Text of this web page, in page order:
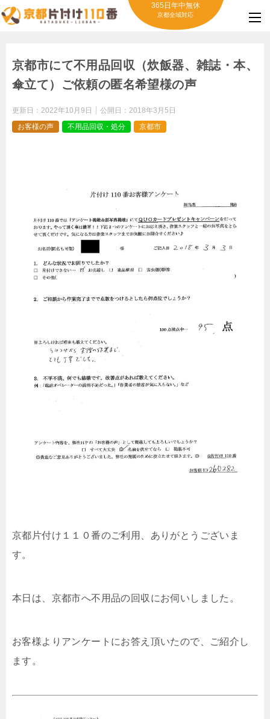
365日年中無休
京都全域対応
京都市にて不用品回収（炊飯器、雑誌・本、
傘立て）ご依頼の匿名希望様の声
更新日： 2022年10月9日 公開日： 2018年3月5日
お客様の声
不用品回収・処分 京都市
京都片付け１１０番のご利用、ありがとうございま
す。
本日は、京都市へ不用品の回収にお伺いしました。
お客様よりアンケートにお答え頂いたので、ご紹介し
ます。